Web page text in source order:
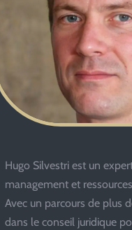
Hugo Silvestri est un
management et
Avec un parcours de plus
dans le conseil juridique